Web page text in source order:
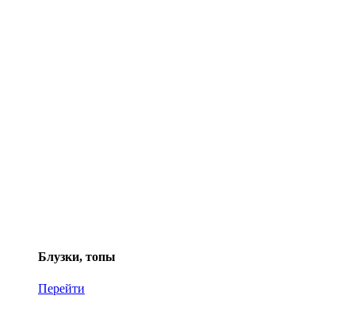
Блузки, топы
Перейти